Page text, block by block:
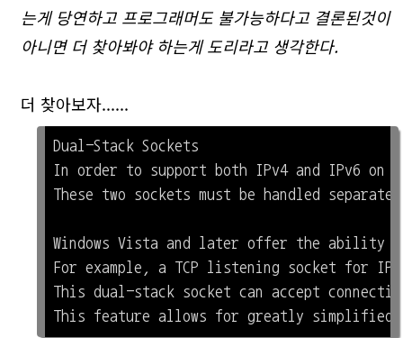
는게 당연하고 프로그래머도 불가능하다고 결론된것이
아니면 더 찾아봐야 하는게 도리라고 생각한다.
더 찾아보자......
Dual-Stack Sockets
In order to support both IPv4 and IPv6 on
These two sockets must be handled
Windows Vista and later offer the ability
For example, a TCP listening socket for
This dual-stack socket can accept